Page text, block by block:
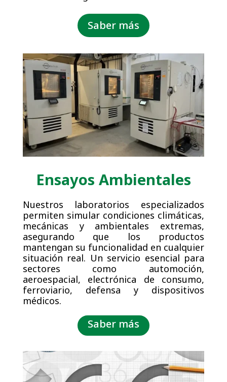
Saber más
Ensayos Ambientales
Nuestros laboratorios especializados
permiten simular condiciones climáticas,
mecánicas y ambientales extremas,
asegurando que los productos
mantengan su funcionalidad en cualquier
situación real. Un servicio esencial para
sectores como automoción,
aeroespacial, electrónica de consumo,
ferroviario, defensa y dispositivos
médicos.
Saber más